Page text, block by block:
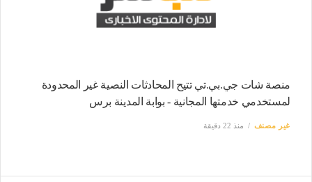
منصة شات جي.بي.تي تتيح المحادثات النصية غير المحدودة
لمستخدمي خدمتها المجانية - بوابة المدينة برس
غير مصنف منذ 22 دقيقة